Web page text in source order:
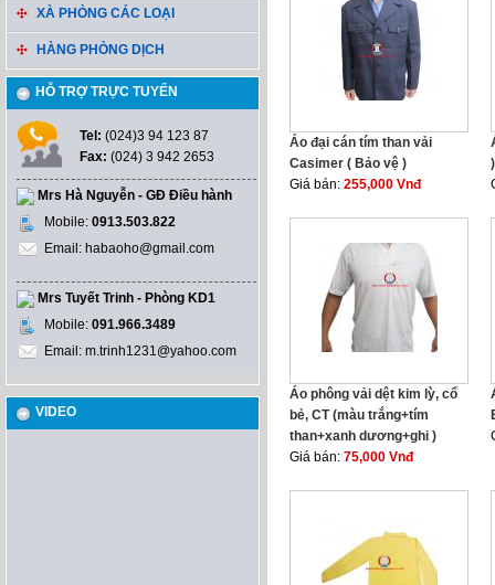
XÀ PHÒNG CÁC LOẠI
HÀNG PHÒNG DỊCH
HỖ TRỢ TRỰC TUYẾN
Tel: (024)3 94 123 87
Fax: (024) 3 942 2653
Mrs Hà Nguyễn - GĐ Điều hành
Mobile: 0913.503.822
Email: habaoho@gmail.com
Mrs Tuyết Trinh - Phòng KD1
Mobile: 091.966.3489
Email: m.trinh1231@yahoo.com
VIDEO
Áo đại cán tím than vải
Casimer ( Bảo vệ )
Giá bán: 255,000 Vnđ
)
Áo phông vải dệt kim lỳ, cổ
bẻ, CT (màu trắng+tím
than+xanh dương+ghi )
Giá bán: 75,000 Vnđ